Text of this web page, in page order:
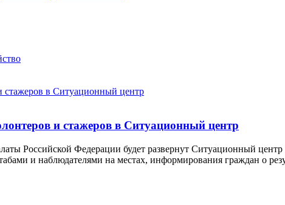
и стажеров в Ситуационный центр
Российской Федерации будет развернут Ситуационный
и наблюдателями на местах, информирования граждан о